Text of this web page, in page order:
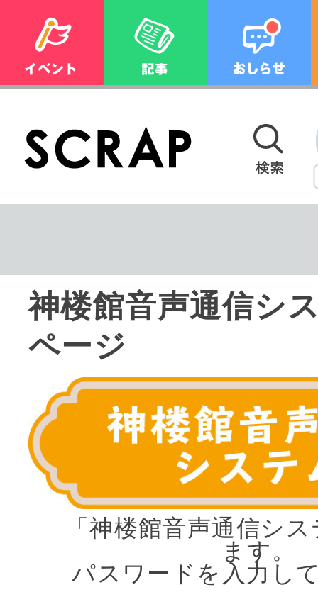
神楼館音声通信シ
ページ
「神楼館音声通信シス
ます。
パスワードを入力し